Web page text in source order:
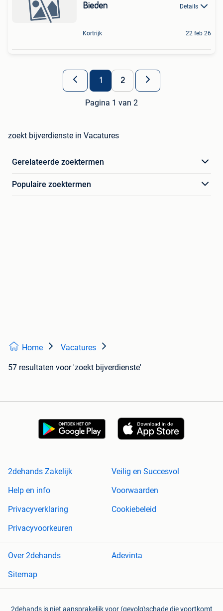
Bieden Details
Kortrijk 22 feb 26
1 2
Pagina 1 van 2
zoekt bijverdienste in Vacatures
Gerelateerde zoektermen
Populaire zoektermen
Home Vacatures
57 resultaten voor 'zoekt bijverdienste'
2dehands Zakelijk
Veilig en Succesvol
Help en info
Voorwaarden
Privacyverklaring
Cookiebeleid
Privacyvoorkeuren
Over 2dehands
Adevinta
Sitemap
2dehands is niet aansprakelijk voor (gevolg)schade die voortkomt